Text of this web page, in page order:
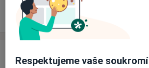
Ceník Adresy
Ceník
Respektujeme vaše soukromí